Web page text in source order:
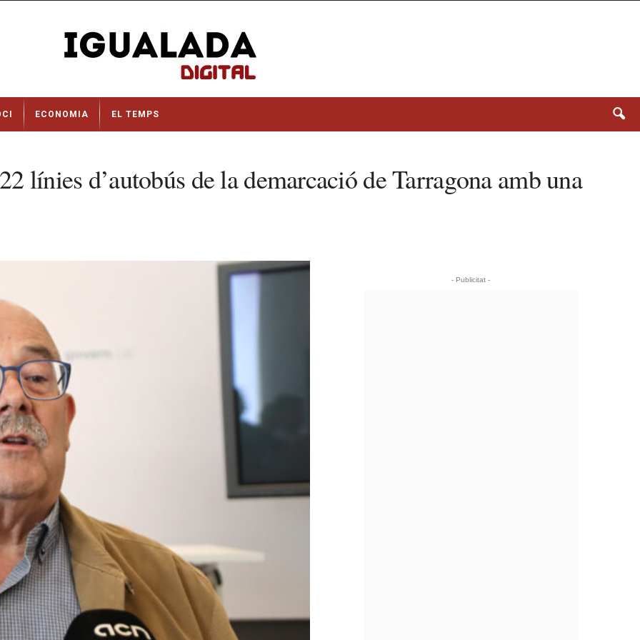
ECONOMIA EL TEMPS
línies d’autobús de la demarcació de Tarragona amb una
- Publicitat -